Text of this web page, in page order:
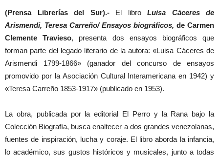
(Prensa Librerías del Sur).- El libro Luisa Cáceres de
Arismendi, Teresa Carreño/ Ensayos biográficos, de Carmen
Clemente Travieso, presenta dos ensayos biográficos que
forman parte del legado literario de la autora: «Luisa Cáceres de
Arismendi 1799-1866» (ganador del concurso de ensayos
promovido por la Asociación Cultural Interamericana en 1942) y
«Teresa Carreño 1853-1917» (publicado en 1953).
La obra, publicada por la editorial El Perro y la Rana bajo la
Colección Biografía, busca enaltecer a dos grandes venezolanas,
fuentes de inspiración, lucha y coraje. El libro aborda la infancia,
lo académico, sus gustos históricos y musicales, junto a todas